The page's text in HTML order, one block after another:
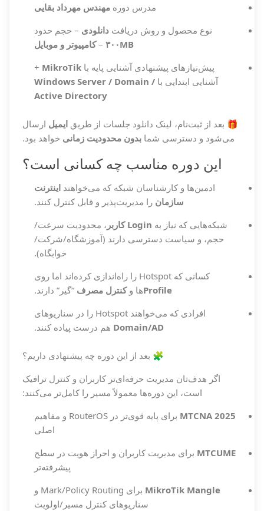
مدرس دوره مهندس مهرداد بقایی
نوع محصول و روش دریافت دانلودی – حجم حدود
۳۰۰MB –کامپیوتر و موبایل
پیش‌نیازهای پیشنهادی آشنایی پایه باMikroTik
+
آشنایی ابتدایی باWindows Server / Domain /
Active Directory
🎁 بعد از ثبت‌نام، لینک دانلود جلسات از طریقایمیل ارسال
می‌شود و دسترسی شمابدون محدودیت زمانی خواهد بود.
این دوره مناسب چه کسانی است؟
ادمین‌ها و کارشناسان شبکه که می‌خواهنداینترنت
سازمان را مدیریت‌پذیر و قابل کنترل کنند.
شبکه‌هایی که نیاز به Login کاربر
، محدودیت سرعت/
حجم، و سیاست دسترسی دارند (آموزشگاه/شرکت/
خوابگاه).
کسانی که Hotspot را راه‌اندازی کرده‌اند اما روی
Profileها وکنترل مصرف “گیر” دارند.
افرادی که می‌خواهند Hotspot را در سناریوهای
Domain/AD هم درست پیاده کنند.
🧩 بعد از این دوره چه پیشنهادی داریم؟
اگر هدف‌تان مدیریت حرفه‌ای‌تر کاربران و کنترل ترافیک
است، این دوره‌ها معمولاً مسیر را کامل‌تر می‌کنند:
MTCNA 2025
برای پایه قوی‌تر در RouterOS و مفاهیم
اصلی
MTCUME برای مدیریت کاربران و احراز هویت در سطح
پیشرفته‌تر
MikroTik Mangle
برای Mark/Policy Routing و
سناریوهای کنترل مسیر/اولویت